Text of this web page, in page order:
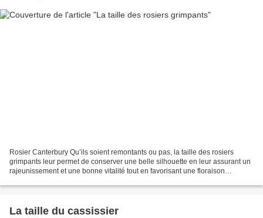
Rosier Canterbury Qu’ils soient remontants ou pas, la taille des rosiers
grimpants leur permet de conserver une belle silhouette en leur assurant un
rajeunissement et une bonne vitalité tout en favorisant une floraison
La taille du cassissier